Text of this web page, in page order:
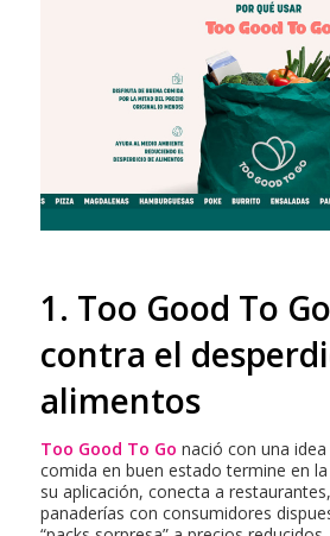
1. Too Good To
contra el
alimentos
Too Good To Go nació con una
comida en buen estado termine en
su aplicación, conecta a
panaderías con consumidores